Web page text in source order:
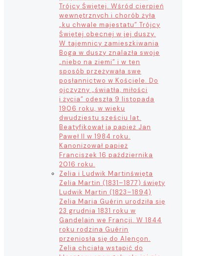
Trójcy Świętej. Wśród cierpień
wewnętrznych i chorób żyła
„ku chwale majestatu” Trójcy
Świętej obecnej w jej duszy.
W tajemnicy zamieszkiwania
Boga w duszy znalazła swoje
„niebo na ziemi” i w ten
sposób przeżywała swe
posłannictwo w Kościele. Do
ojczyzny „światła, miłości
i życia” odeszła 9 listopada
1906 roku, w wieku
dwudziestu sześciu lat.
Beatyfikował ją papież Jan
Paweł II w 1984 roku.
Kanonizował papież
Franciszek 16 października
2016 roku.
Zelia i Ludwik Martinświęta
Zelia Martin (1831–1877) święty
Ludwik Martin (1823–1894)
Zelia Maria Guérin urodziła się
23 grudnia 1831 roku w
Gandelain we Francji. W 1844
roku rodzina Guérin
przeniosła się do Alençon.
Zelia chciała wstąpić do